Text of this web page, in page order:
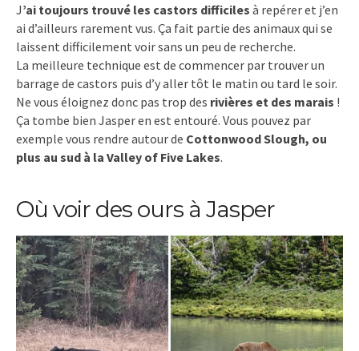
J’ai toujours trouvé les castors difficiles à repérer et j’en
ai d’ailleurs rarement vus. Ça fait partie des animaux qui se
laissent difficilement voir sans un peu de recherche.
La meilleure technique est de commencer par trouver un
barrage de castors puis d’y aller tôt le matin ou tard le soir.
Ne vous éloignez donc pas trop des rivières et des marais !
Ça tombe bien Jasper en est entouré. Vous pouvez par
exemple vous rendre autour de Cottonwood Slough, ou
plus au sud à la Valley of Five Lakes.
Où voir des ours à Jasper